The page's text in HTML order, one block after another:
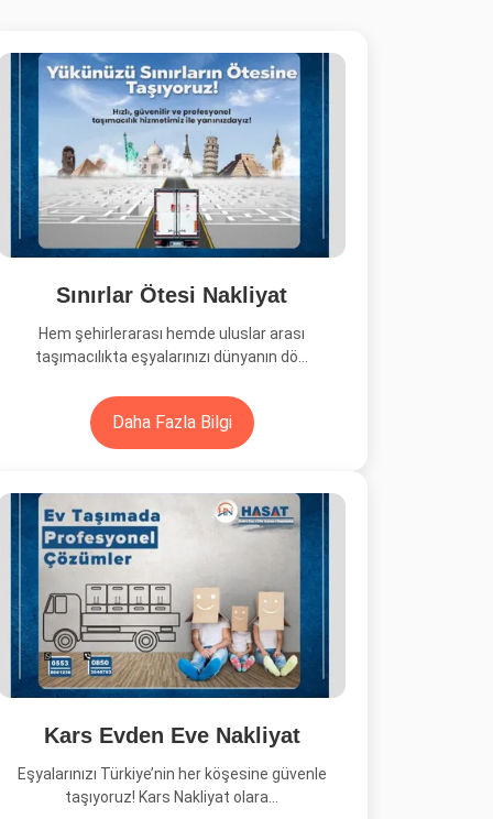
Sınırlar Ötesi Nakliyat
Hem şehirlerarası hemde uluslar arası
taşımacılıkta eşyalarınızı dünyanın dö...
Daha Fazla Bilgi
Kars Evden Eve Nakliyat
Eşyalarınızı Türkiye’nin her köşesine güvenle
taşıyoruz! Kars Nakliyat olara...